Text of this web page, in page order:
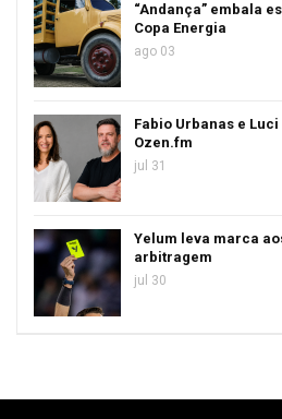
“Andança” embala
Copa Energia
ago 03
Fabio Urbanas e
Ozen.fm
jul 31
Yelum leva marca
arbitragem
jul 30